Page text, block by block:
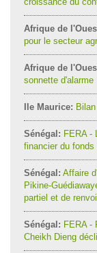
Afrique de
pour le secteur
Afrique de
sonnette d'alarme
Ile Maurice:
Sénégal: FERA -
financier du fonds
Sénégal: Affaire
Pikine-
partiel et de
Sénégal: FERA -
Cheikh Dieng